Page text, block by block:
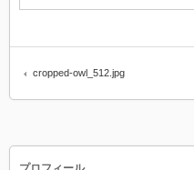
cropped-owl_512.jpg